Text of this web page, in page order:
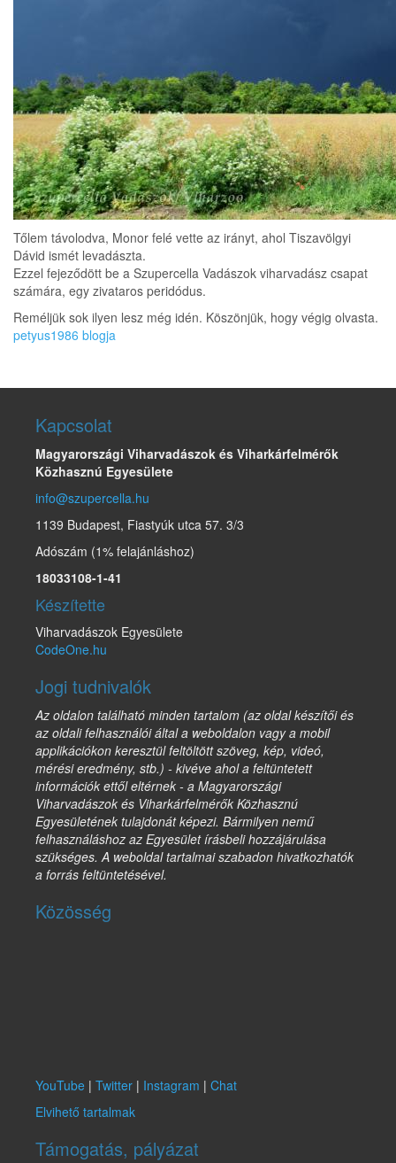
Tőlem távolodva, Monor felé vette az irányt, ahol Tiszavölgyi
Dávid ismét levadászta.
Ezzel fejeződött be a Szupercella Vadászok viharvadász csapat
számára, egy zivataros peridódus.
Reméljük sok ilyen lesz még idén. Köszönjük, hogy végig olvasta.
petyus1986 blogja
Kapcsolat
Magyarországi Viharvadászok és Viharkárfelmérők
Közhasznú Egyesülete
info@szupercella.hu
1139 Budapest, Fiastyúk utca 57. 3/3
Adószám (1% felajánláshoz)
18033108-1-41
Készítette
Viharvadászok Egyesülete
CodeOne.hu
Jogi tudnivalók
Az oldalon található minden tartalom (az oldal készítői és
az oldali felhasználói által a weboldalon vagy a mobil
applikációkon keresztül feltöltött szöveg, kép, videó,
mérési eredmény, stb.) - kivéve ahol a feltüntetett
információk ettől eltérnek - a Magyarországi
Viharvadászok és Viharkárfelmérők Közhasznú
Egyesületének tulajdonát képezi. Bármilyen nemű
felhasználáshoz az Egyesület írásbeli hozzájárulása
szükséges. A weboldal tartalmai szabadon hivatkozhatók
a forrás feltüntetésével.
Közösség
YouTube | Twitter | Instagram | Chat
Elvihető tartalmak
Támogatás, pályázat